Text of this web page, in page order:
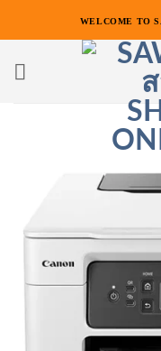
เนื้อหา
WELCOME TO